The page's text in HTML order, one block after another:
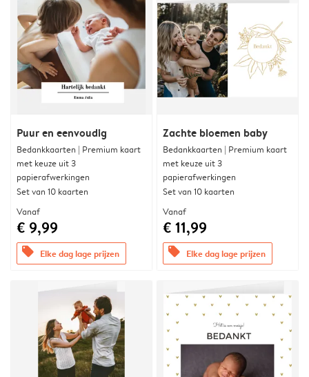
Puur en eenvoudig
Bedankkaarten | Premium kaart
met keuze uit 3
papierafwerkingen
Set van 10 kaarten
Vanaf
€ 9,99
offers Elke dag lage prijzen
Zachte bloemen baby
Bedankkaarten | Premium kaart
met keuze uit 3
papierafwerkingen
Set van 10 kaarten
Vanaf
€ 11,99
offers Elke dag lage prijzen